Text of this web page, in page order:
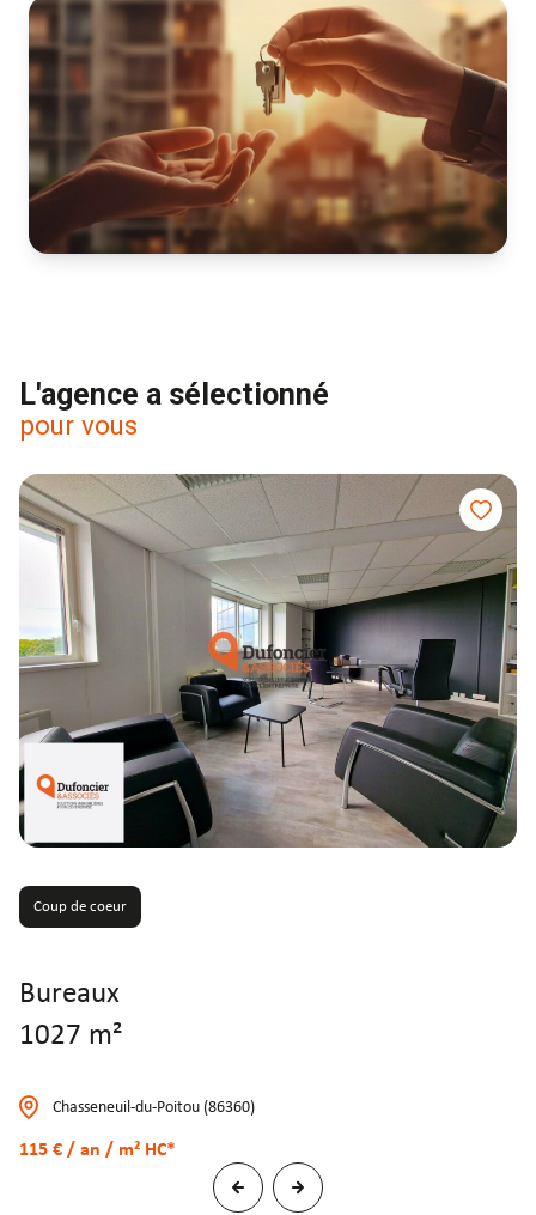
L'agence a sélectionné
pour vous
Coup de coeur
Bureaux
1027 m²
Chasseneuil-du-Poitou (86360)
115 € / an / m² HC*